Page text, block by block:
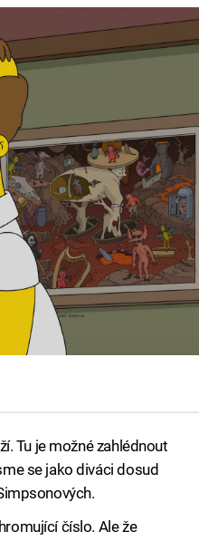
Tu je možné zahlédnout
se jako diváci dosud
číslo. Ale že